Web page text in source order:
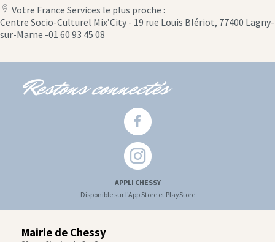
location
icon
Votre France Services le plus proche :
Centre Socio-Culturel Mix’City - 19 rue Louis Blériot, 77400 Lagny-
sur-Marne -01 60 93 45 08
Restons connectés
APPLI CHESSY
Disponible sur l'App Store et PlayStore
Mairie de Chessy